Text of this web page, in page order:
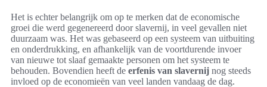
Het is echter belangrijk om op te merken dat de economische
groei die werd gegenereerd door slavernij, in veel gevallen niet
duurzaam was. Het was gebaseerd op een systeem van uitbuiting
en onderdrukking, en afhankelijk van de voortdurende invoer
van nieuwe tot slaaf gemaakte personen om het systeem te
behouden. Bovendien heeft de erfenis van slavernij nog steeds
invloed op de economieën van veel landen vandaag de dag.